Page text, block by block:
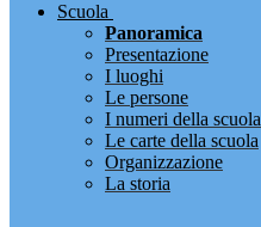
Scuola
Panoramica
Presentazione
I luoghi
Le persone
I numeri della scuola
Le carte della scuola
Organizzazione
La storia